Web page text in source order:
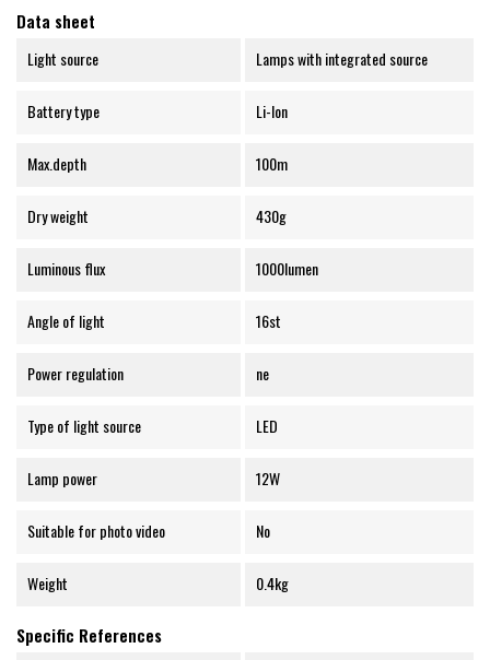
Data sheet
Light source Lamps with integrated source
Battery type Li-Ion
Max.depth 100m
Dry weight 430g
Luminous flux 1000lumen
Angle of light 16st
Power regulation ne
Type of light source LED
Lamp power 12W
Suitable for photo video No
Weight 0.4kg
Specific References